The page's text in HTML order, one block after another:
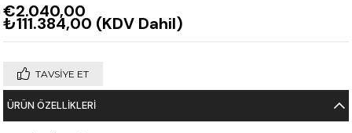
€2.040,00
₺111.384,00 (KDV Dahil)
TAVSIYE ET
ÜRÜN ÖZELLIKLERI